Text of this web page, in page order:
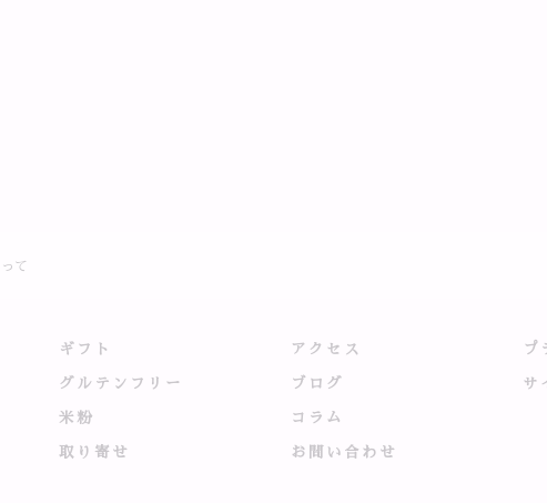
て
ギフト
グルテンフリー
米粉
取り寄せ
アクセス
ブログ
コラム
お問い合わせ
プ
サ